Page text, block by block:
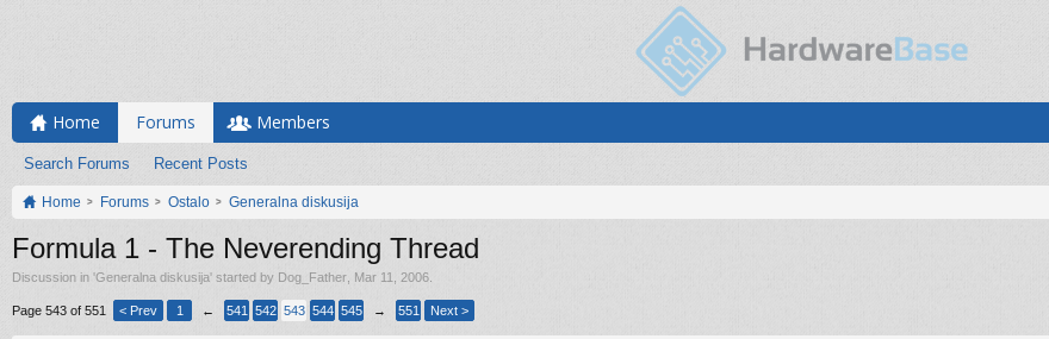
Home Forums
Search Forums Recent Posts
Members
Home Forums Ostalo Generalna diskusija
Formula 1 - The Neverending Thread
Discussion in 'Generalna diskusija' started by Dog_Father Mar 11, 2006
Page 543 of 551 < Prev 1 ← 541 542 543 544 545 → 551 Next >